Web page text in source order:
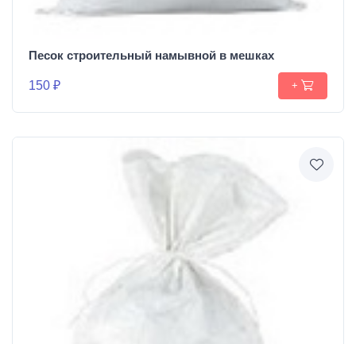
Песок строительный намывной в мешках
150 ₽ +